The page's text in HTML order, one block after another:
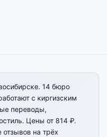
14 бюро
с киргизским
переводы,
Цены от 814 ₽.
отзывов на трёх